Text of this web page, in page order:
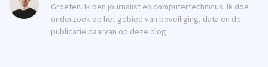
Groeten. Ik ben journalist en computertechnicus. Ik doe
onderzoek op het gebied van beveiliging, data en de
publicatie daarvan op deze blog.